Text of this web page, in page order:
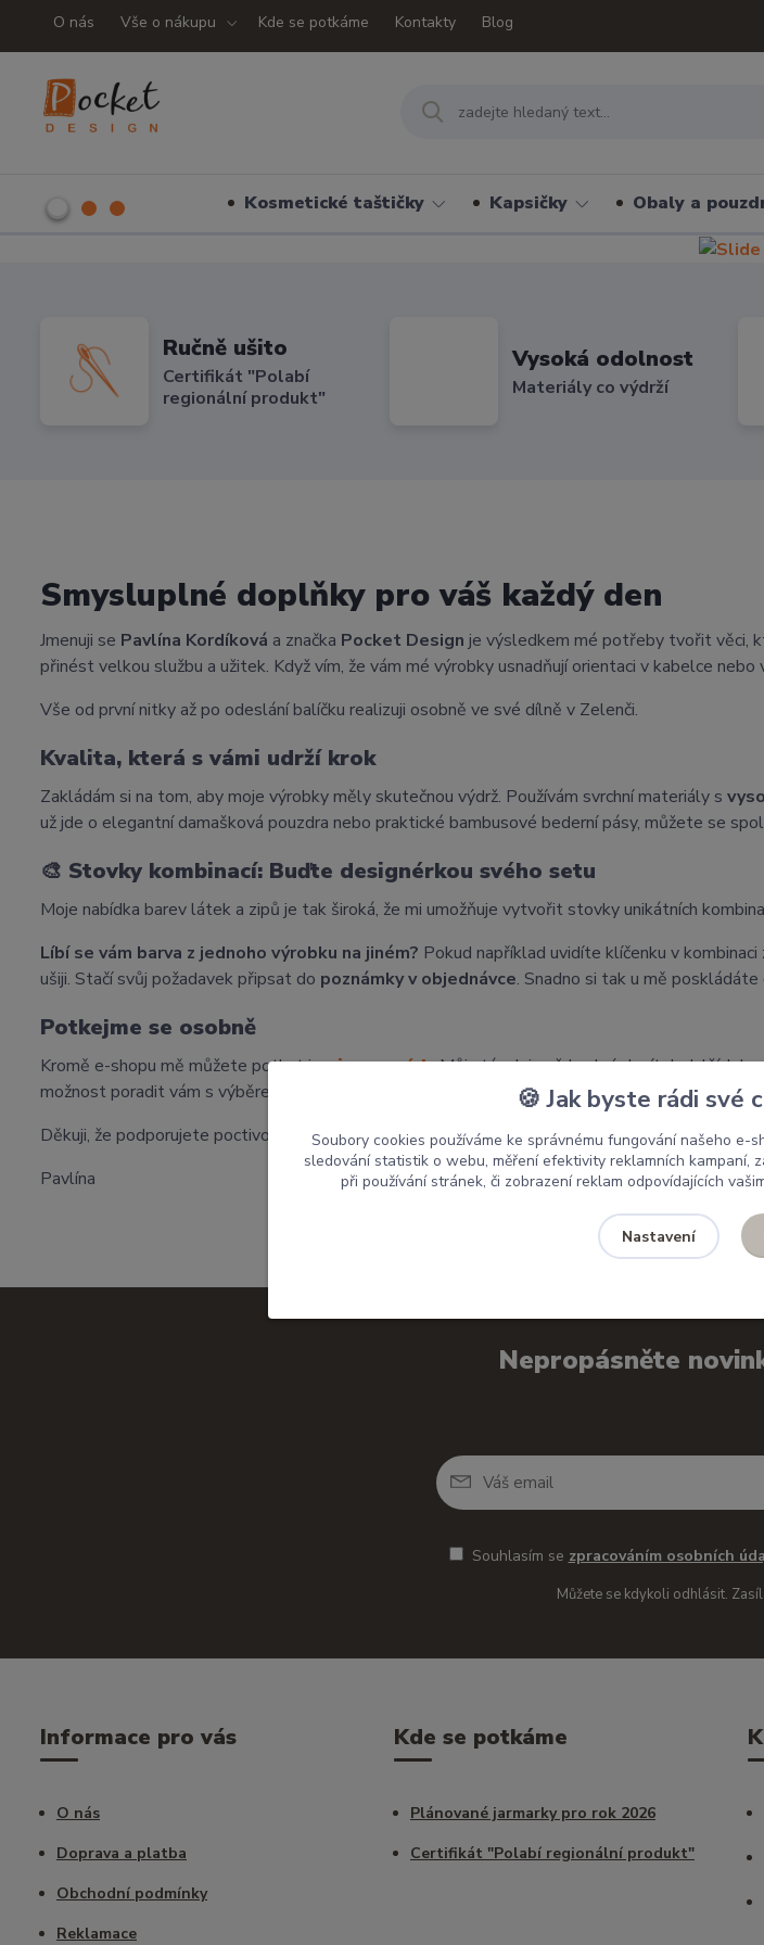
O nás Vše o nákupu Kde se potkáme Kontakty Blog
Kosmetické taštičky Kapsičky Obaly a
Ručně ušito
Certifikát "Polabí
regionální produkt"
Vysoká odolnost
Materiály co výdrží
Smysluplné doplňky pro váš každý den
Jmenuji se Pavlína Kordíková a značka Pocket Design je výsledkem mé potřeby tvořit věci,
přinést velkou službu a užitek. Když vím, že vám mé výrobky usnadňují orientaci v kabelce
Vše od první nitky až po odeslání balíčku realizuji osobně ve své dílně v Zelenči.
Kvalita, která s vámi udrží krok
Zakládám si na tom, aby moje výrobky měly skutečnou výdrž. Používám svrchní materiály s
už jde o elegantní damašková pouzdra nebo praktické bambusové bederní pásy, můžete se
🎨 Stovky kombinací: Buďte designérkou svého setu
Moje nabídka barev látek a zipů je tak široká, že mi umožňuje vytvořit stovky unikátních
Líbí se vám barva z jednoho výrobku na jiném? Pokud například uvidíte klíčenku v
ušiji. Stačí svůj požadavek připsat do poznámky v objednávce. Snadno si tak u mě
Potkejme se osobně
Kromě e-shopu mě můžete potkat i najarmarcích. Můj stánek je vždy plný desítek dalších
možnost poradit vám s výběrem přímo na místě.
Děkuji, že podporujete poctivou českou tvorbu a dáváte mým výrobkům domov.
Pavlína
Nepropásněte
Souhlasím se zpracováním osobních
Můžete se kdykoli odhlásit.
Informace pro vás
O nás
Doprava a platba
Obchodní podmínky
Reklamace
Kde se potkáme
Plánované jarmarky pro rok 2026
Certifikát "Polabí regionální produkt"
🍪 Jak byste rádi své
Soubory cookies používáme ke správnému fungování našeho e-
sledování statistik o webu, měření efektivity reklamních kampaní,
při používání stránek, či zobrazení reklam odpovídajících
Nastavení